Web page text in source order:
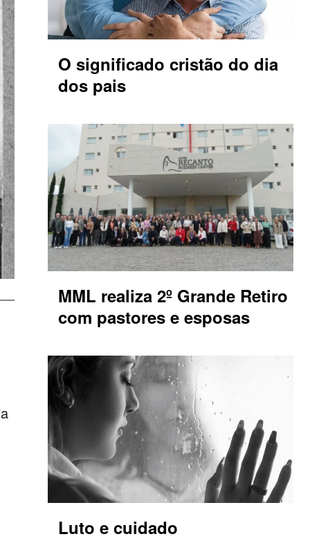
O significado cristão do dia
dos pais
MML realiza 2º Grande Retiro
com pastores e esposas
Luto e cuidado